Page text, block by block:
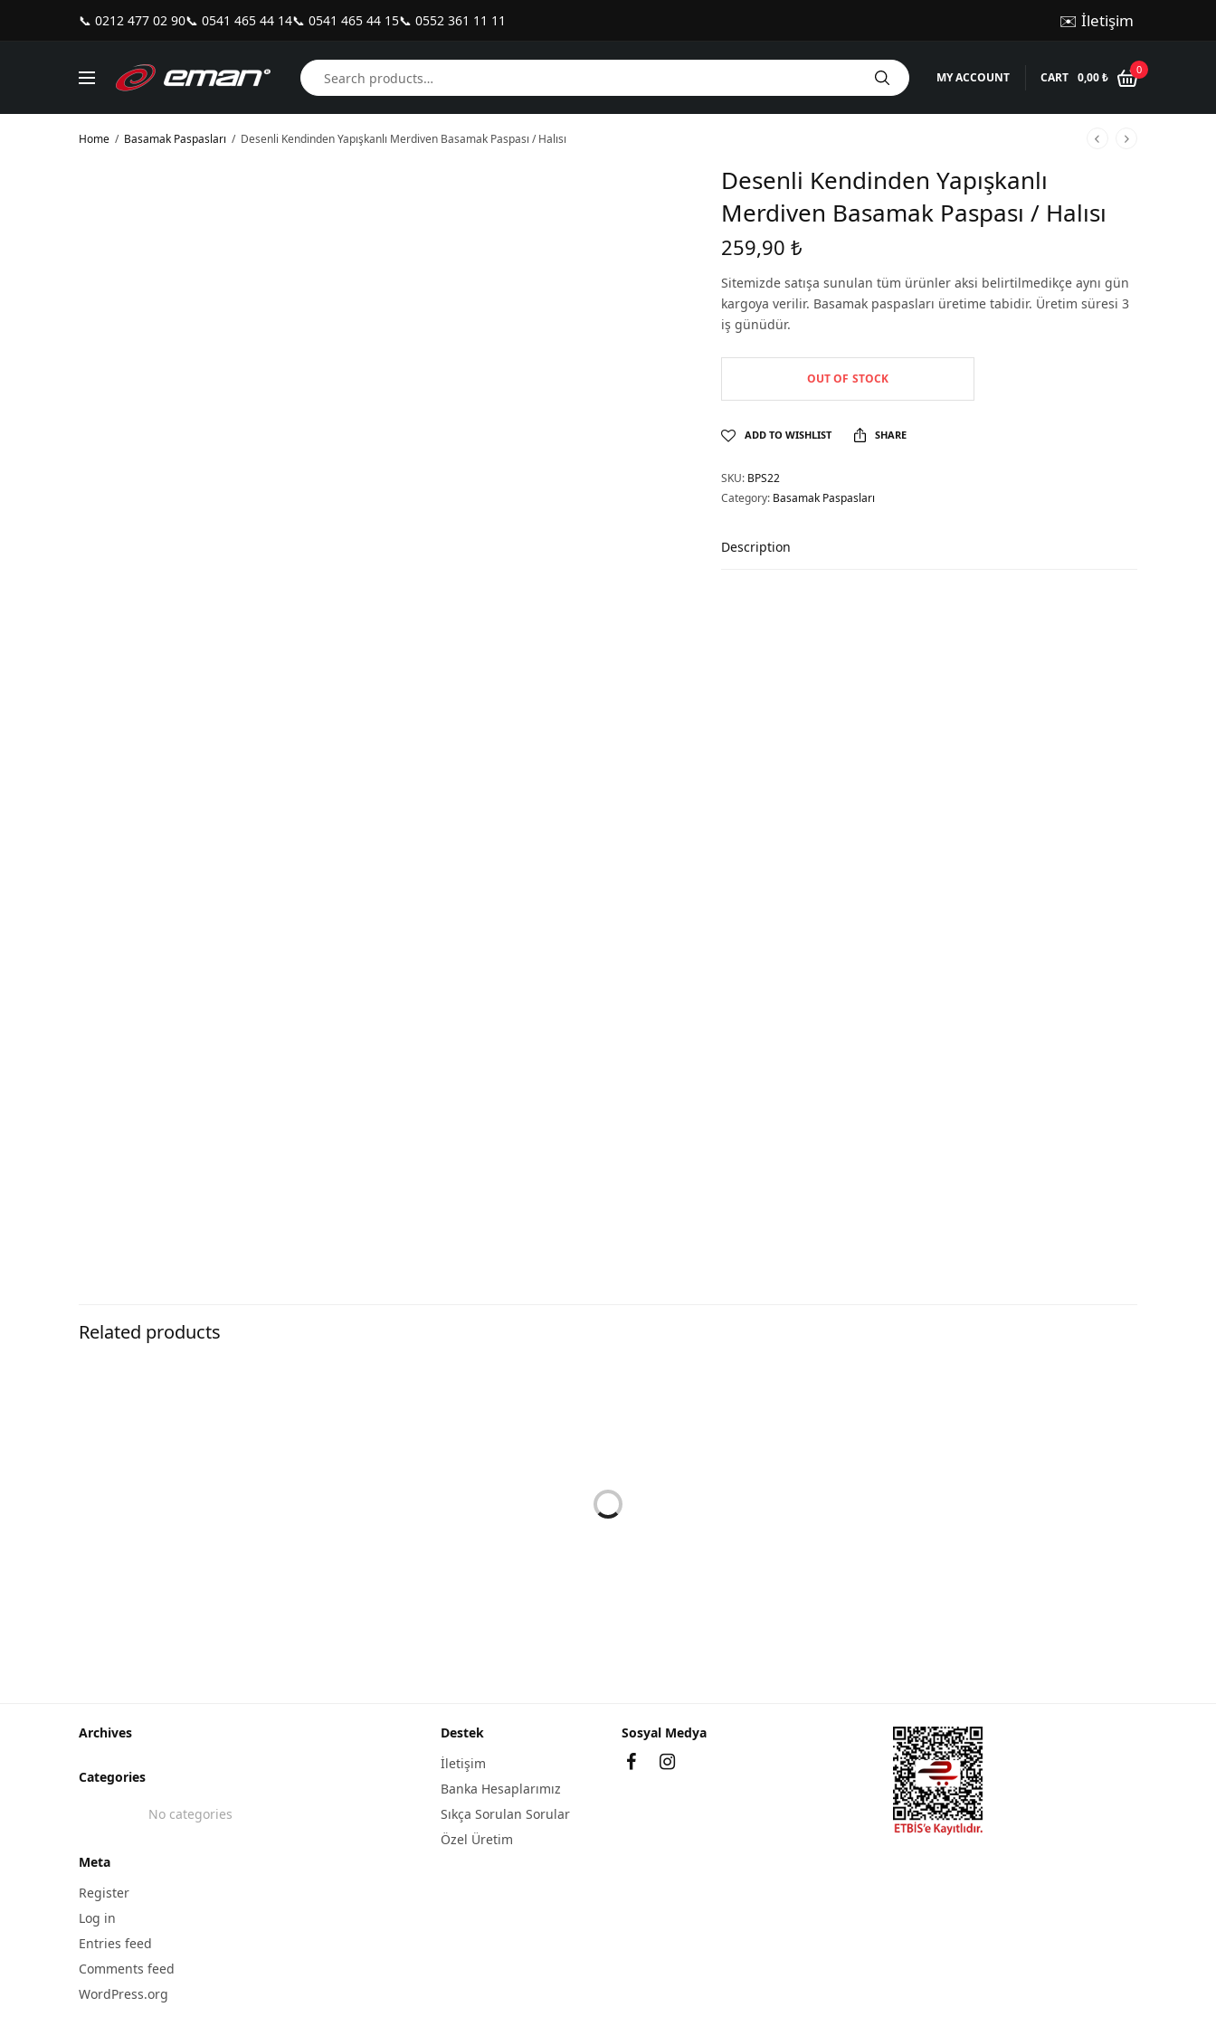
📞 0212 477 02 90📞 0541 465 44 14📞 0541 465 44 15📞 0552 361 11 11 ✉️ İletişim
MY ACCOUNT CART 0,00₺
0
Home / Basamak Paspasları / Desenli Kendinden Yapışkanlı Merdiven Basamak Paspası / Halısı
Desenli Kendinden Yapışkanlı
Merdiven Basamak Paspası / Halısı
259,90₺
Sitemizde satışa sunulan tüm ürünler aksi belirtilmedikçe aynı gün
kargoya verilir. Basamak paspasları üretime tabidir. Üretim süresi 3
iş günüdür.
OUT OF STOCK
ADD TO WISHLIST SHARE
SKU: BPS22
Category: Basamak Paspasları
Description
Related products
Archives
Categories
No categories
Meta
Register
Log in
Entries feed
Comments feed
WordPress.org
Destek
İletişim
Banka Hesaplarımız
Sıkça Sorulan Sorular
Özel Üretim
Sosyal Medya